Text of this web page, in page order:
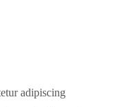
adipiscing